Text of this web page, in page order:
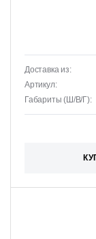
Доставка из:
Артикул:
Габариты (Ш/В/Г):